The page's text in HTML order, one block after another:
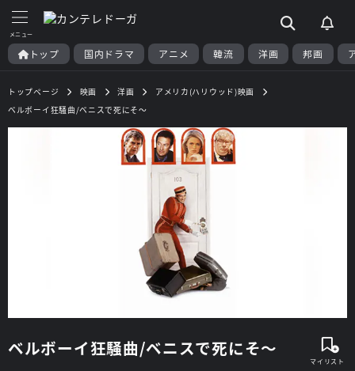
トップ 国内ドラマ アニメ 韓流 洋画 邦画
トップページ 映画 洋画
アメリカ(ハリウッド)映画
ベルボーイ狂騒曲/ベニスで死にそ～
ベルボーイ狂騒曲/ベニスで死にそ～